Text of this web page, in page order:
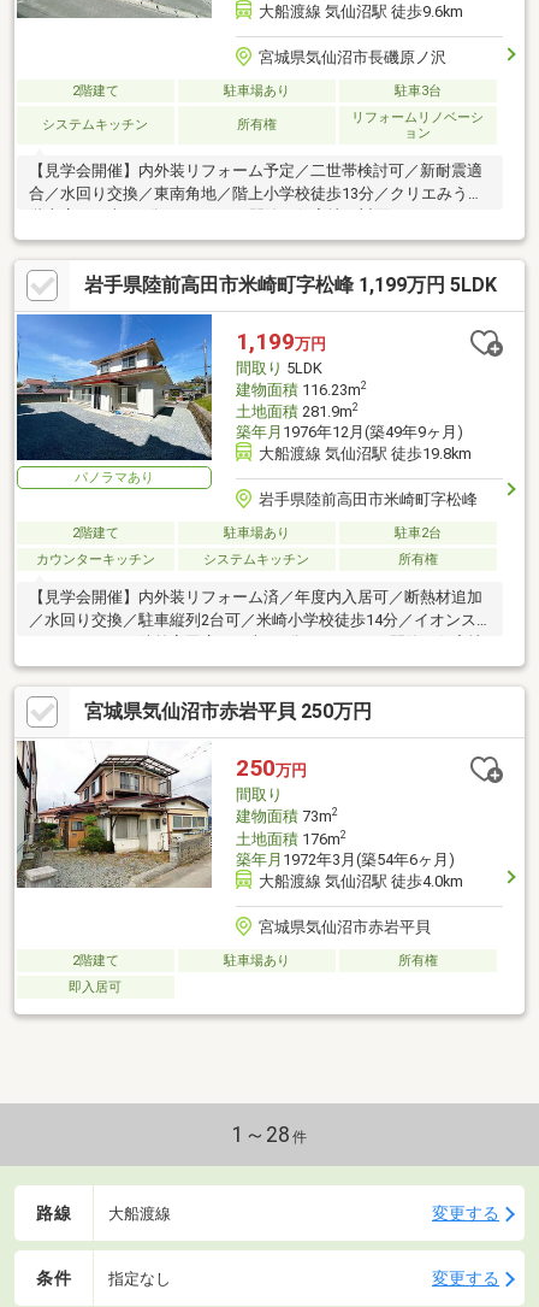
大船渡線 気仙沼駅 徒歩9.6km
宮城県気仙沼市長磯原ノ沢
2階建て 駐車場あり 駐車3台
システムキッチン 所有権
リフォームリノベーシ
ョン
【見学会開催】内外装リフォーム予定／二世帯検討可／新耐震適
合／水回り交換／東南角地／階上小学校徒歩13分／クリエみうら
岩手県陸前高田市米崎町字松峰 1,199万円 5LDK
パノラマあり
1,199万円
間取り 5LDK
建物面積116.23m2
土地面積281.9m2
築年月 1976年12月(築49年9ヶ月)
大船渡線 気仙沼駅 徒歩19.8km
岩手県陸前高田市米崎町字松峰
2階建て 駐車場あり
駐車2台
カウンターキッチン
システムキッチン 所有権
【見学会開催】内外装リフォーム済／年度内入居可／断熱材追加
／水回り交換／駐車縦列2台可／米崎小学校徒歩14分／イオンス
／周辺交通量少なめ
宮城県気仙沼市赤岩平貝 250万円
250万円
間取り
建物面積73m2
土地面積176m2
築年月 1972年3月(築54年6ヶ月)
大船渡線 気仙沼駅 徒歩4.0km
宮城県気仙沼市赤岩平貝
2階建て 駐車場あり
所有権
即入居可
1～28 件
路線 大船渡線 変更する
条件 指定なし 変更する